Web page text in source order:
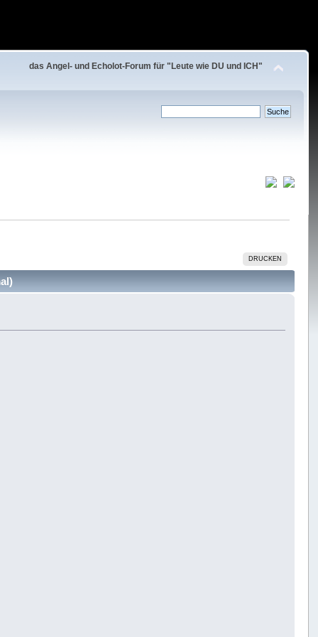
das Angel- und Echolot-Forum für "Leute wie DU und ICH"
DRUCKEN